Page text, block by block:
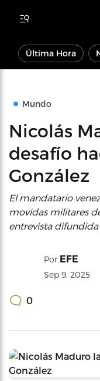
Última Hora
Mundo
Nicolás
desafío
González
El mandatario
movidas militares
entrevista difundida
Por EFE
Sep 9, 2025
0